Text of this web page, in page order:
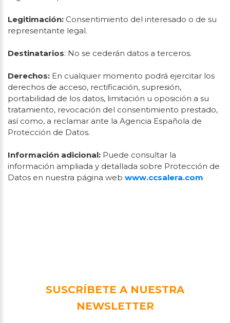
Legitimación: Consentimiento del interesado o de su
representante legal.
Destinatarios: No se cederán datos a terceros.
Derechos: En cualquier momento podrá ejercitar los
derechos de acceso, rectificación, supresión,
portabilidad de los datos, limitación u oposición a su
tratamiento, revocación del consentimiento prestado,
así como, a reclamar ante la Agencia Española de
Protección de Datos.
Información adicional: Puede consultar la
información ampliada y detallada sobre Protección de
Datos en nuestra página web www.ccsalera.com
SUSCRÍBETE A NUESTRA
NEWSLETTER